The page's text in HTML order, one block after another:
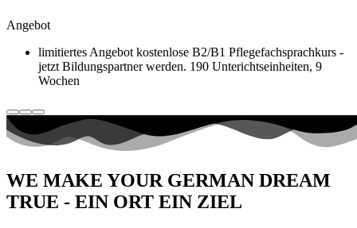
Angebot
limitiertes Angebot kostenlose B2/B1 Pflegefachsprachkurs -
jetzt Bildungspartner werden. 190 Unterichtseinheiten, 9
Wochen
WE MAKE YOUR GERMAN DREAM
TRUE - EIN ORT EIN ZIEL